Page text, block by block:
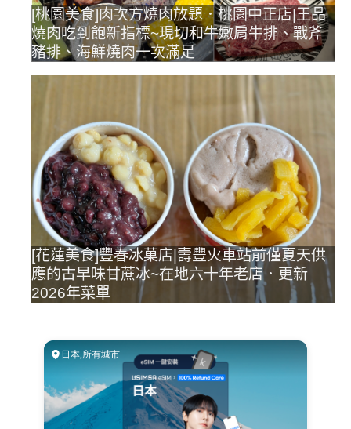
[桃園美食]肉次方燒肉放題．桃園中正店|王品
燒肉吃到飽新指標~現切和牛嫩肩牛排、戰斧
豬排、海鮮燒肉一次滿足
[花蓮美食]豐春冰菓店|壽豐火車站前僅夏天供
應的古早味甘蔗冰~在地六十年老店．更新
2026年菜單